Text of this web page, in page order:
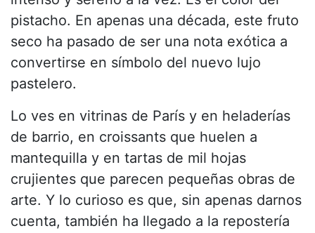
pistacho. En apenas una década, este fruto
seco ha pasado de ser una nota exótica a
convertirse en símbolo del nuevo lujo
pastelero.
Lo ves en vitrinas de París y en heladerías
de barrio, en croissants que huelen a
mantequilla y en tartas de mil hojas
crujientes que parecen pequeñas obras de
arte. Y lo curioso es que, sin apenas darnos
cuenta, también ha llegado a la repostería